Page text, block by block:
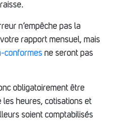
n’empêche pas la
rapport mensuel, mais
conformes ne seront pas
obligatoirement être
les heures, cotisations et
soient comptabilisés